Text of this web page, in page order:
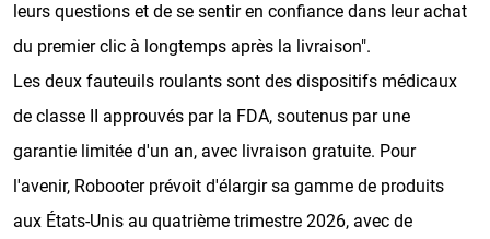
leurs questions et de se sentir en confiance dans leur achat
du premier clic à longtemps après la livraison".
Les deux fauteuils roulants sont des dispositifs médicaux
de classe II approuvés par la FDA, soutenus par une
garantie limitée d'un an, avec livraison gratuite. Pour
l'avenir, Robooter prévoit d'élargir sa gamme de produits
aux États-Unis au quatrième trimestre 2026, avec de